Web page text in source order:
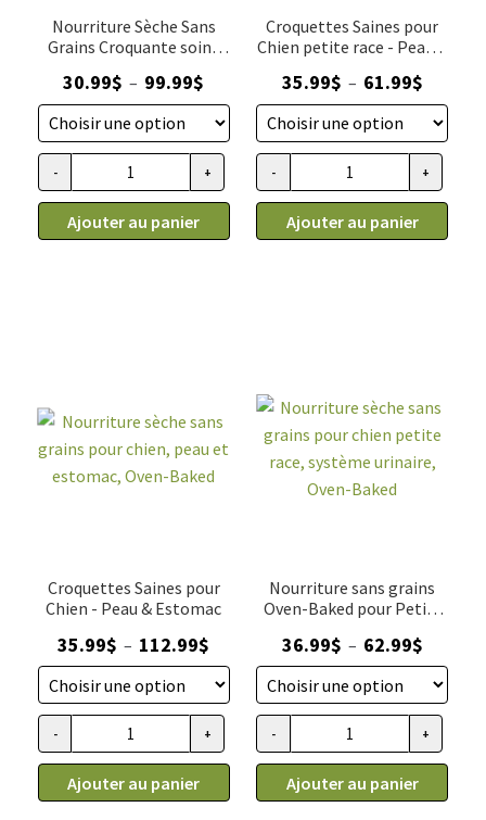
Nourriture Sèche Sans
Grains Croquante soins
30.99$ – 99.99$
de
prix :
30.99$
à
quantité
de
Nourriture
dentaires,
Oven-
Baked
- +
Ajouter au panier
Croquettes Saines pour
Chien petite race - Peau &
35.99$ – 61.99$Plage
de
prix :
35.99$
à
quantité
de
Nourriture
petite
race,
peau
- +
Ajouter au panier
Croquettes Saines pour
Chien - Peau & Estomac
35.99$ – 112.99$
de
prix :
35.99$
à
quantité
de
Nourriture
- +
Ajouter au panier
Nourriture sans grains
Oven-Baked pour Petits
36.99$ – 62.99$Plage
de
prix :
36.99$
à
quantité
de
Nourriture
- +
Ajouter au panier